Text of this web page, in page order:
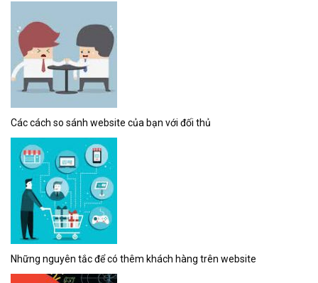
Các cách so sánh website của bạn với đối thủ
Những nguyên tắc để có thêm khách hàng trên website